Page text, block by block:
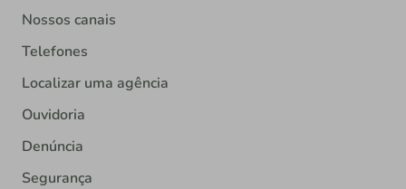
Nossos canais
Telefones
Localizar uma agência
Ouvidoria
Denúncia
Segurança